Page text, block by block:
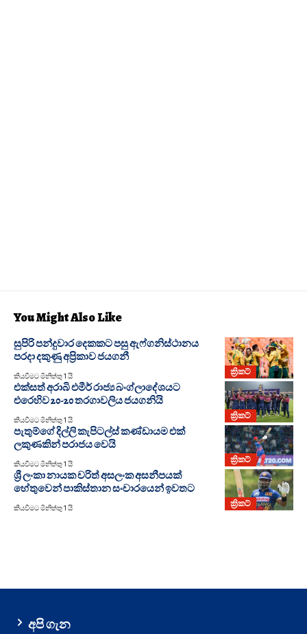
You Might Also Like
ක්‍රිකට්
සුපිරි පන්දුවාර දෙකකට පසු ඇෆ්ගනිස්ථානය
පරදා දකුණු අප්‍රිකාව ජයගනී
කියවීමට මිනිත්තු 1 යි
ක්‍රිකට්
එක්සත් අරාබි එමීර් රාජ්‍ය බංග්ලාදේශයට
එරෙහිව 20-20 තරගාවලිය ජයගනියි
කියවීමට මිනිත්තු 1 යි
ක්‍රිකට්
පැතුම්ගේ දිල්ලි කැපිටල්ස් කණ්ඩායම එක්
ලකුණකින් පරාජය වෙයි
කියවීමට මිනිත්තු 1 යි
ක්‍රිකට්
ශ්‍රී ලංකා නායක චරිත් අසලංක අසනීපයක්
හේතුවෙන් පාකිස්තාන සංචාරයෙන් ඉවතට
කියවීමට මිනිත්තු 1 යි
අපි ගැන